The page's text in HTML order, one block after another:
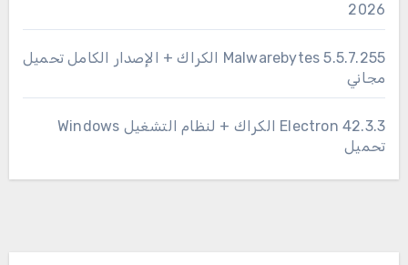
2026
Malwarebytes 5.5.7.255 الكراك + الإصدار الكامل تحميل
مجاني
Electron 42.3.3 الكراك + لنظام التشغيل Windows
تحميل